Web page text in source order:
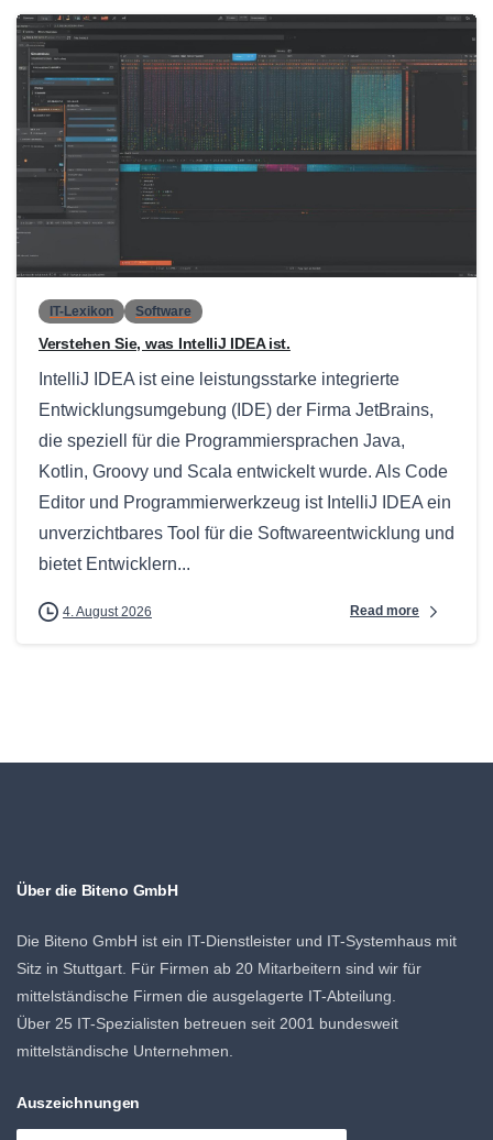
IT-Lexikon Software
Verstehen Sie, was IntelliJ IDEA ist.
IntelliJ IDEA ist eine leistungsstarke integrierte
Entwicklungsumgebung (IDE) der Firma JetBrains,
die speziell für die Programmiersprachen Java,
Kotlin, Groovy und Scala entwickelt wurde. Als Code
Editor und Programmierwerkzeug ist IntelliJ IDEA ein
unverzichtbares Tool für die Softwareentwicklung und
bietet Entwicklern...
4. August 2026 Read more
Über die Biteno GmbH
Die Biteno GmbH ist ein IT-Dienstleister und IT-Systemhaus mit
Sitz in Stuttgart. Für Firmen ab 20 Mitarbeitern sind wir für
mittelständische Firmen die ausgelagerte IT-Abteilung.
Über 25 IT-Spezialisten betreuen seit 2001 bundesweit
mittelständische Unternehmen.
Auszeichnungen